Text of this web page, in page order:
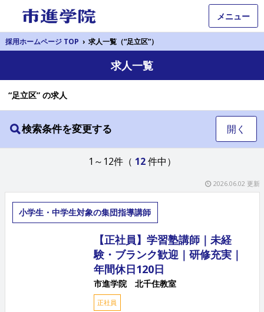
メニュー
採用ホームページ TOP › 求人一覧（“足立区”）
求人一覧
“足立区” の求人
検索条件を変更する 開く
1～12件（ 12 件中）
2026.06.02 更新
小学生・中学生対象の集団指導講師
【正社員】学習塾講師｜未経
験・ブランク歓迎｜研修充実｜
年間休日120日
市進学院 北千住教室
正社員